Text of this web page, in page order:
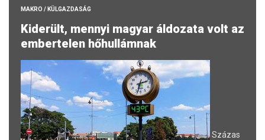
MAKRO / KÜLGAZDASÁG
Kiderült, mennyi magyar áldozata volt az
embertelen hőhullámnak
Százas